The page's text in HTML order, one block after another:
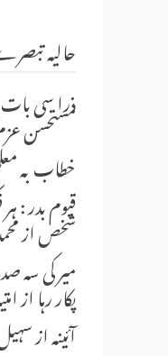
حالیہ
ذرا سی
مستحسن
خطاب بہ
قیوم بدر :
شخصاز
میر کی سہ
پکار رہااز
آئینہاز